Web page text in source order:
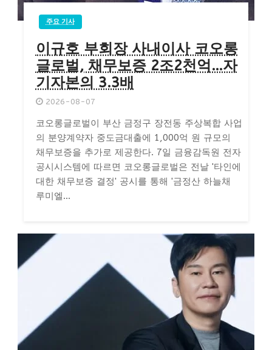
주요 기사
이규호 부회장 사내이사 코오롱
글로벌, 채무보증 2조2천억…자
기자본의 3.3배
2026-08-07
코오롱글로벌이 부산 금정구 장전동 주상복합 사업
의 분양계약자 중도금대출에 1,000억 원 규모의
채무보증을 추가로 제공한다. 7일 금융감독원 전자
공시시스템에 따르면 코오롱글로벌은 전날 '타인에
대한 채무보증 결정' 공시를 통해 '금정산 하늘채
루미엘...